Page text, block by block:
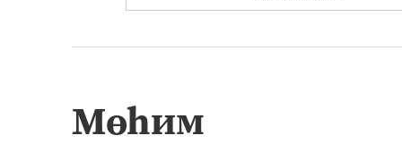
Мөһим